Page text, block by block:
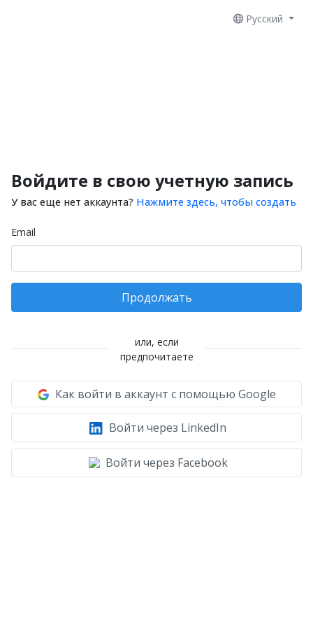
Русский
Войдите в свою учетную запись
У вас еще нет аккаунта? Нажмите здесь, чтобы создать
Email
Продолжать
или, если
предпочитаете
Как войти в аккаунт с помощью Google
Войти через LinkedIn
Войти через Facebook